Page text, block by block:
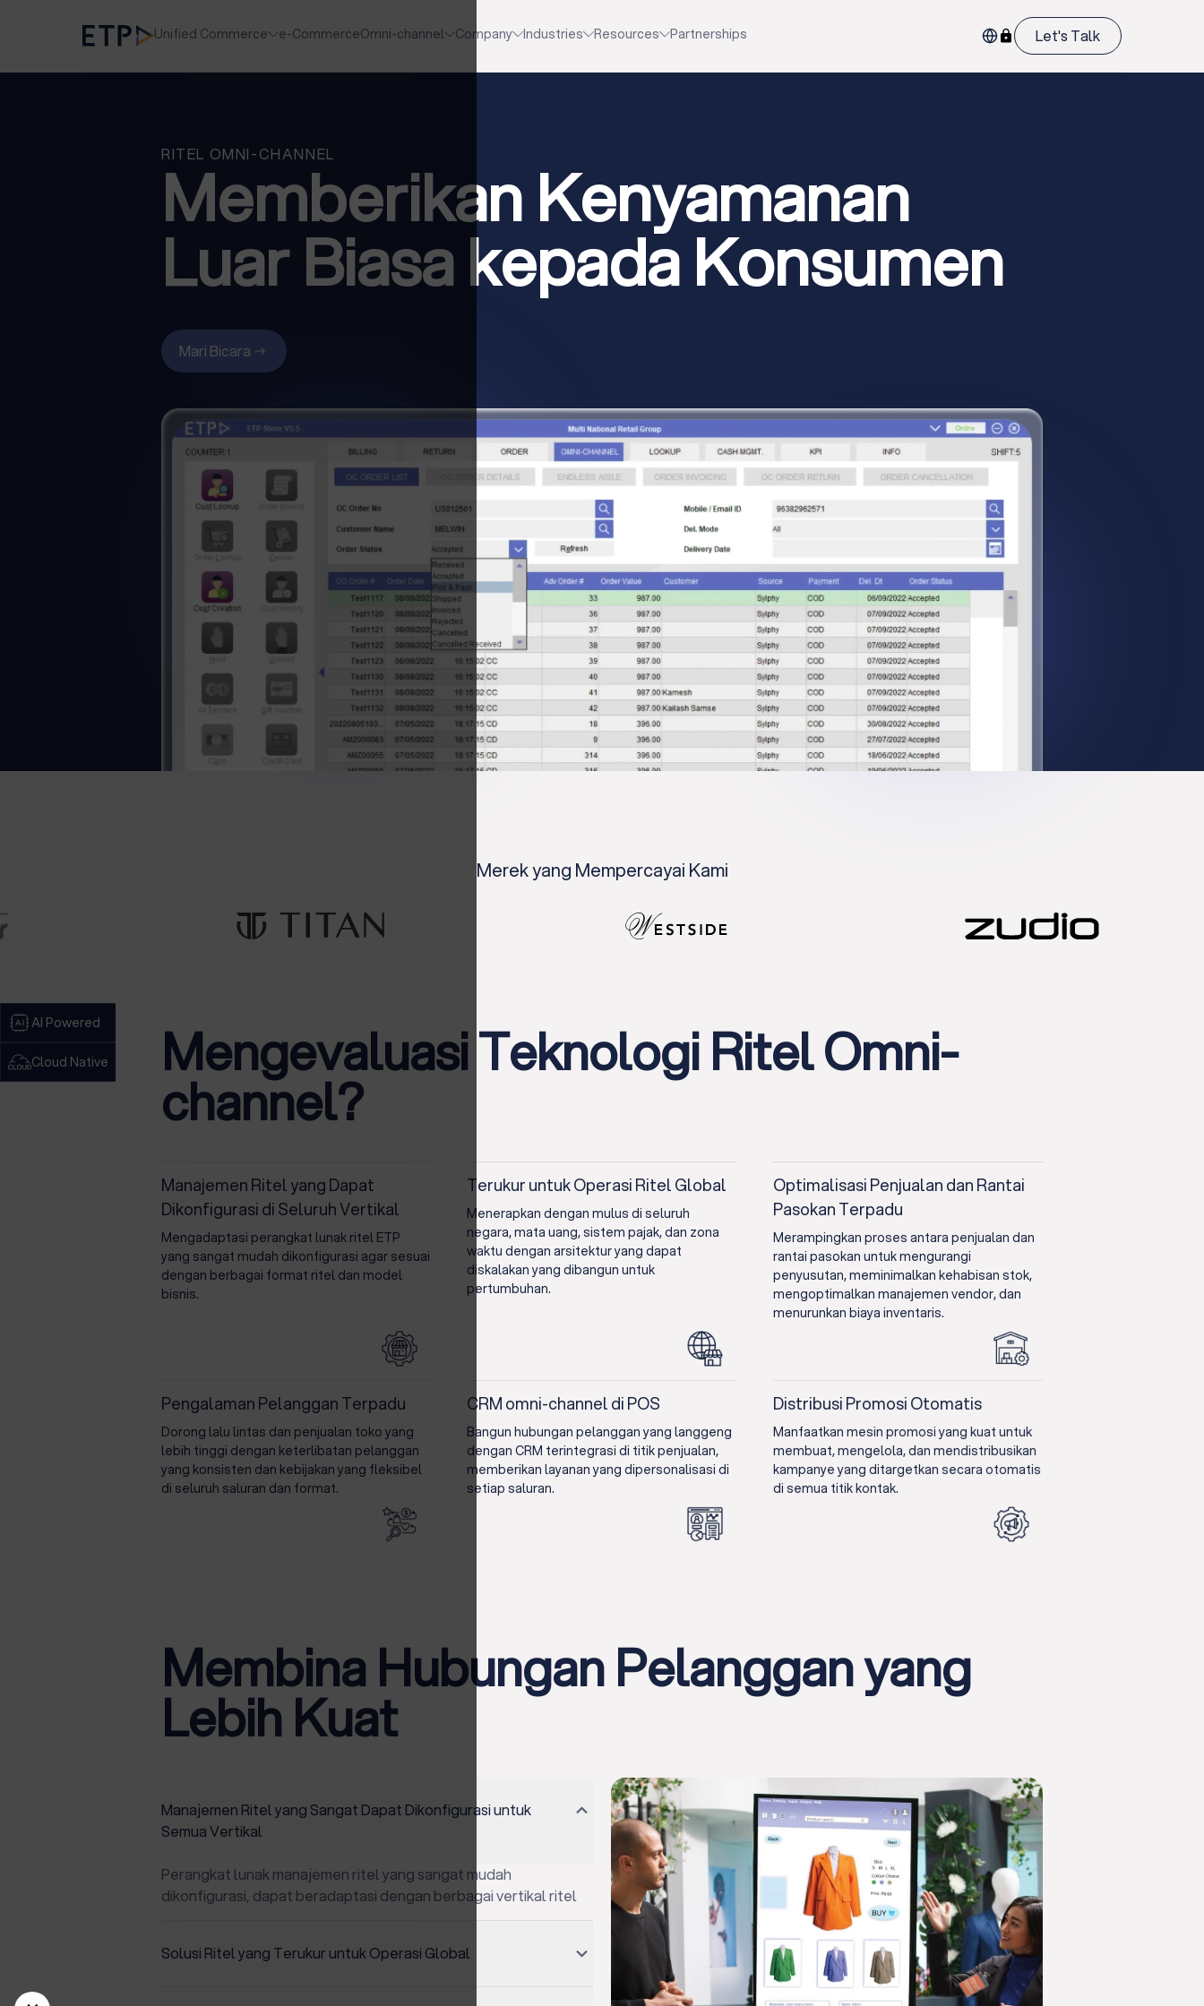
AI Powered
Cloud Native
Unified Commerce e-CommerceOmni-channel Company Industries Resources Partnerships Let's Talk
RITEL OMNI-CHANNEL
Memberikan Kenyamanan
Luar Biasa kepada Konsumen
Mari Bicara
Merek yang Mempercayai Kami
Mengevaluasi Teknologi Ritel Omni-
channel?
Manajemen Ritel yang Dapat
Dikonfigurasi di Seluruh Vertikal
Mengadaptasi perangkat lunak ritel ETP
yang sangat mudah dikonfigurasi agar sesuai
dengan berbagai format ritel dan model
bisnis.
Terukur untuk Operasi Ritel Global
Menerapkan dengan mulus di seluruh
negara, mata uang, sistem pajak, dan zona
waktu dengan arsitektur yang dapat
diskalakan yang dibangun untuk
pertumbuhan.
Optimalisasi Penjualan dan Rantai
Pasokan Terpadu
Merampingkan proses antara penjualan dan
rantai pasokan untuk mengurangi
penyusutan, meminimalkan kehabisan stok,
mengoptimalkan manajemen vendor, dan
menurunkan biaya inventaris.
Pengalaman Pelanggan Terpadu
Dorong lalu lintas dan penjualan toko yang
lebih tinggi dengan keterlibatan pelanggan
yang konsisten dan kebijakan yang fleksibel
di seluruh saluran dan format.
CRM omni-channel di POS
Bangun hubungan pelanggan yang langgeng
dengan CRM terintegrasi di titik penjualan,
memberikan layanan yang dipersonalisasi di
setiap saluran.
Distribusi Promosi Otomatis
Manfaatkan mesin promosi yang kuat untuk
membuat, mengelola, dan mendistribusikan
kampanye yang ditargetkan secara otomatis
di semua titik kontak.
Membina Hubungan Pelanggan yang
Lebih Kuat
Manajemen Ritel yang Sangat Dapat Dikonfigurasi untuk
Semua Vertikal
Perangkat lunak manajemen ritel yang sangat mudah
dikonfigurasi, dapat beradaptasi dengan berbagai vertikal ritel
Solusi Ritel yang Terukur untuk Operasi Global